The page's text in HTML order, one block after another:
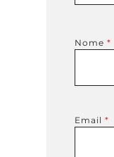
Nome *
Email *